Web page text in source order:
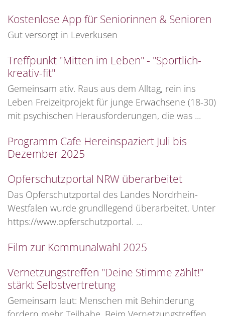
Kostenlose App für Seniorinnen & Senioren
Gut versorgt in Leverkusen
Treffpunkt "Mitten im Leben" - "Sportlich-
kreativ-fit"
Gemeinsam ativ. Raus aus dem Alltag, rein ins
Leben Freizeitprojekt für junge Erwachsene (18-30)
mit psychischen Herausforderungen, die was ...
Programm Cafe Hereinspaziert Juli bis
Dezember 2025
Opferschutzportal NRW überarbeitet
Das Opferschutzportal des Landes Nordrhein-
Westfalen wurde grundllegend überarbeitet. Unter
https://www.opferschutzportal. ...
Film zur Kommunalwahl 2025
Vernetzungstreffen "Deine Stimme zählt!"
stärkt Selbstvertretung
Gemeinsam laut: Menschen mit Behinderung